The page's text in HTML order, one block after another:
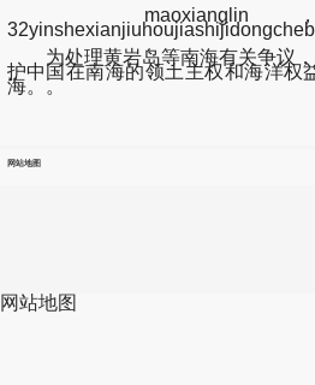
maoxianglin，
为处理黄岩岛等南海有关争议，
护中国在南海的领土主权和海洋权
海。。
网站地图
网站地图